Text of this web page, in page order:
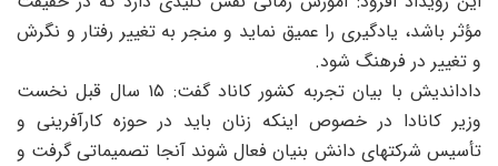
باشد، یادگیری را عمیق نماید و منجر به تغییر رفتار و نگرش
تغییر در فرهنگ شود.
داداندیش با بیان تجربه کشور کاناد گفت: ۱۵ سال قبل نخست
کانادا در خصوص اینکه زنان باید در حوزه کارآفرینی و
شرکتهای دانش بنیان فعال شوند آنجا تصمیماتی گرفت و